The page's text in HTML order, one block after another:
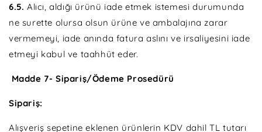
6.5. Alıcı, aldığı ürünü iade etmek istemesi durumunda
ne surette olursa olsun ürüne ve ambalajına zarar
vermemeyi, iade anında fatura aslını ve irsaliyesini iade
etmeyi kabul ve taahhüt eder.
Madde 7- Sipariş/Ödeme Prosedürü
Sipariş:
Alışveriş sepetine eklenen ürünlerin KDV dahil TL tutarı